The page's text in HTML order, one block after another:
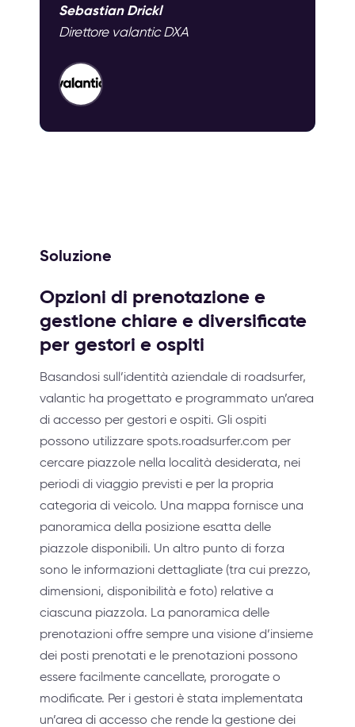
Sebastian Drickl
Direttore valantic DXA
Soluzione
Opzioni di prenotazione e
gestione chiare e diversificate
per gestori e ospiti
Basandosi sull’identità aziendale di roadsurfer,
valantic ha progettato e programmato un’area
di accesso per gestori e ospiti. Gli ospiti
possono utilizzare spots.roadsurfer.com per
cercare piazzole nella località desiderata, nei
periodi di viaggio previsti e per la propria
categoria di veicolo. Una mappa fornisce una
panoramica della posizione esatta delle
piazzole disponibili. Un altro punto di forza
sono le informazioni dettagliate (tra cui prezzo,
dimensioni, disponibilità e foto) relative a
ciascuna piazzola. La panoramica delle
prenotazioni offre sempre una visione d’insieme
dei posti prenotati e le prenotazioni possono
essere facilmente cancellate, prorogate o
modificate. Per i gestori è stata implementata
un’area di accesso che rende la gestione dei